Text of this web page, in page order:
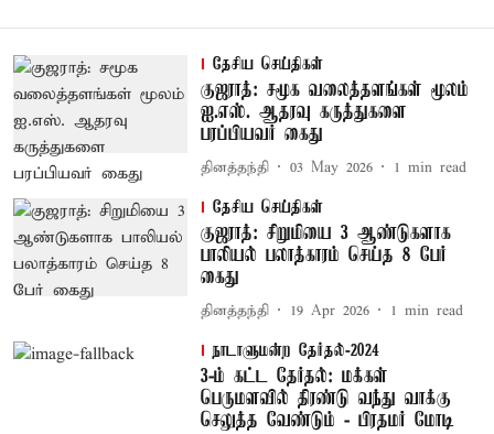
தேசிய செய்திகள்
குஜராத்: சமூக வலைத்தளங்கள் மூலம்
ஐ.எஸ். ஆதரவு கருத்துகளை
பரப்பியவர் கைது
தினத்தந்தி 03 May 2026 1 min read
தேசிய செய்திகள்
குஜராத்: சிறுமியை 3 ஆண்டுகளாக
பாலியல் பலாத்காரம் செய்த 8 பேர்
கைது
தினத்தந்தி 19 Apr 2026 1 min read
நாடாளுமன்ற தேர்தல்-2024
3-ம் கட்ட தேர்தல்: மக்கள்
பெருமளவில் திரண்டு வந்து வாக்கு
செலுத்த வேண்டும் - பிரதமர் மோடி